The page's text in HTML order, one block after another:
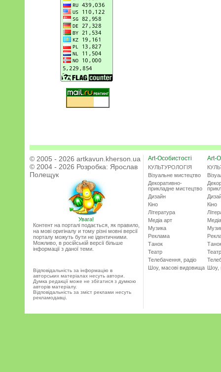
© 2005 - 2026 artkavun.kherson.ua
© 2004 - 2026 Розробка: Ярослав
Полещук
Увага!
Контент на порталі подається, як правило,
на мові оригіналу и тому різні мовні версії
порталу можуть бути не ідентичними.
Можливо, в російській версії більше
інформації з даної теми.
Відповідальність за інформацію в
авторських матеріалах несуть автори.
Думка редакції може не збігатися з думкою
авторів матеріалу.
Відповідальність за зміст реклами несуть
рекламодавці.
Art-Особистості
КУЛЬТУРОЛОГІЯ
Візуальне мистецтво
Декоративно-
прикладне мистецтво
Дизайн
Кіно
Література
Медіа арт
Музика
Реклама
Танок
Театр
Телебачення, радіо
Шоу, масові видовища
Art-
Кіно
Театр
Шоу,